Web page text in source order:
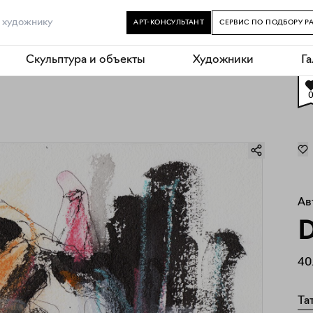
АРТ-КОНСУЛЬТАНТ СЕРВИС ПО ПОДБОРУ
Скульптура и объекты Художники
0